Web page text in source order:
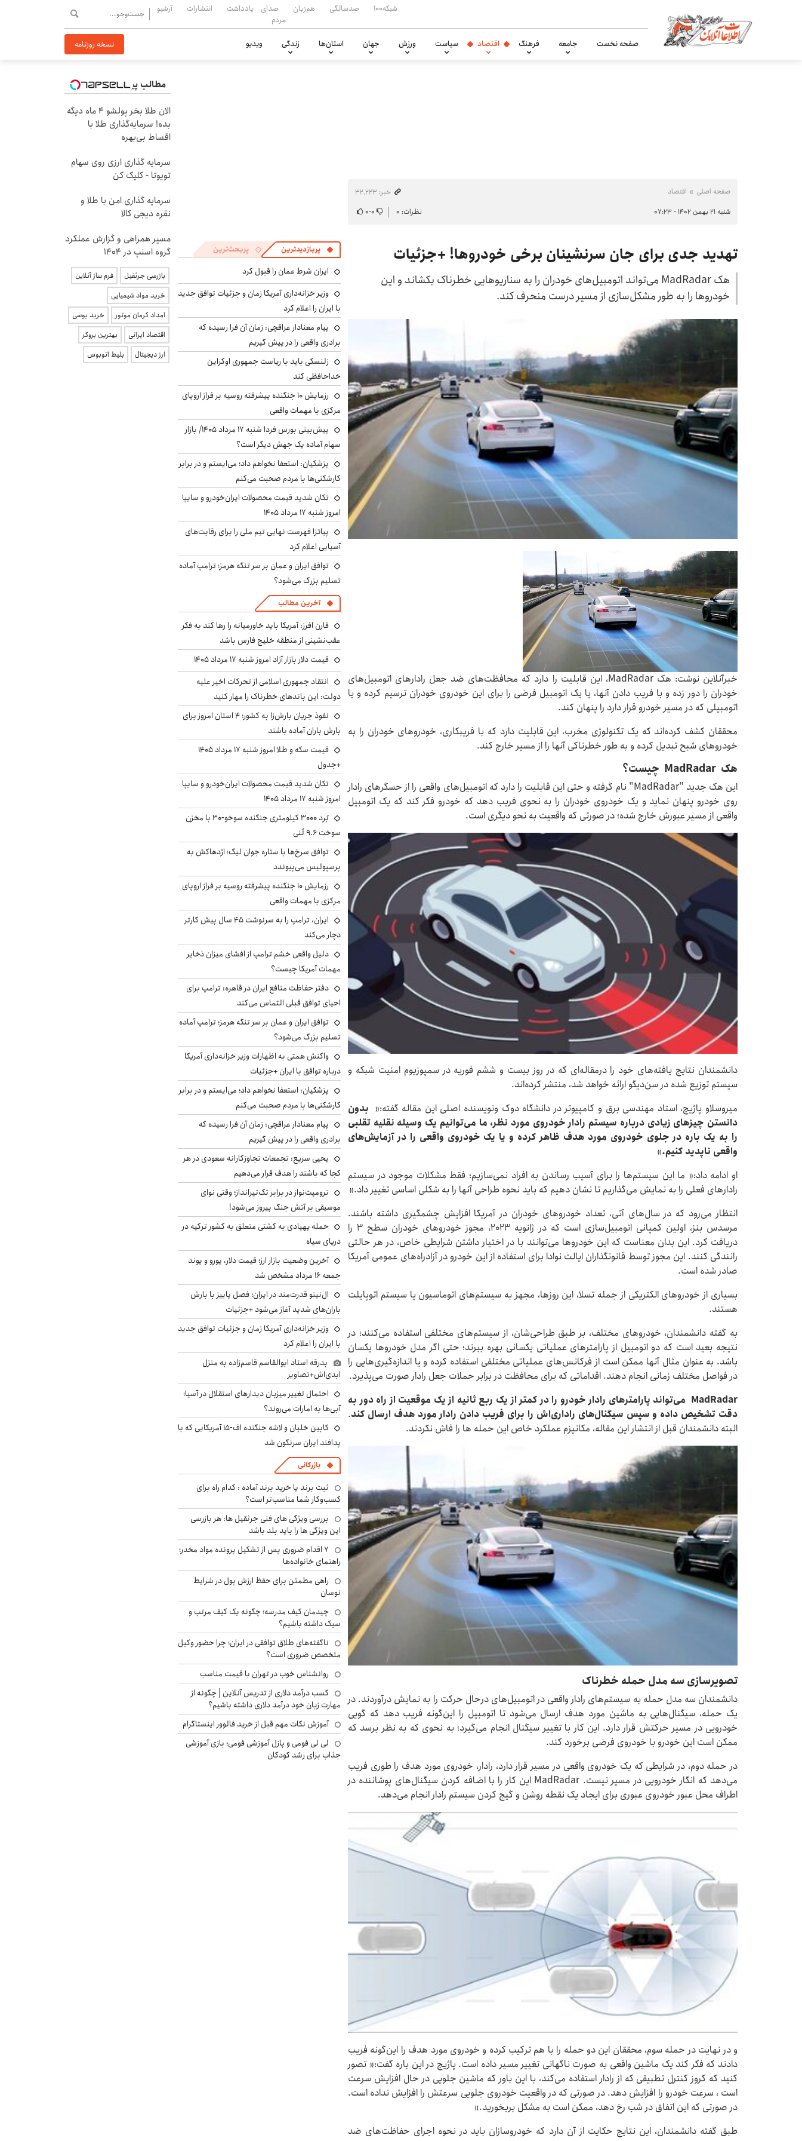
شبکه۱۰۰ صدسالگی هم‌زبان
صدای
مردم
یادداشت انتشارات آرشیو
صفحه نخست جامعه فرهنگ اقتصاد سیاست ورزش جهان استان‌ها زندگی ویدیو نسخه روزنامه
صفحه اصلی اقتصاد
خبر: ۳۲٬۲۲۳
شنبه ۲۱ بهمن ۱۴۰۲ - ۰۷:۲۳
نظرات: ۰ ۰-۰
تهدید جدی برای جان سرنشینان برخی خودروها! +جزئیات
هک MadRadar می‌تواند اتومبیل‌های خودران را به سناریو‌هایی خطرناک بکشاند و این
خودرو‌ها را به طور مشکل‌سازی از مسیر درست منحرف کند.
خبرآنلاین نوشت: هک MadRadar، این قابلیت را دارد که محافظت‌های ضد جعل رادارهای اتومبیل‌های
خودران را دور زده و با فریب دادن آنها، یا یک اتومبیل فرضی را برای این خودروی خودران ترسیم کرده و یا
اتومبیلی که در مسیر خودرو قرار دارد را پنهان کند.
محققان کشف کرده‌اند که یک تکنولوژی مخرب، این قابلیت دارد که با فریبکاری، خودروهای خودران را به
خودروهای شبح تبدیل کرده و به طور خطرناکی آنها را از مسیر خارج کند.
هک MadRadar چیست؟
این هک جدید "MadRadar" نام گرفته و حتی این قابلیت را دارد که اتومبیل‌های واقعی را از حسگرهای رادار
روی خودرو پنهان نماید و یک خودروی خودران را به نحوی فریب دهد که خودرو فکر کند که یک اتومبیل
واقعی از مسیر عبورش خارج شده؛ در صورتی که واقعیت به نحو دیگری است.
دانشمندان نتایج یافته‌های خود را درمقاله‌ای که در روز بیست و ششم فوریه در سمپوزیوم امنیت شبکه و
سیستم توزیع شده در سن‌دیگو ارائه خواهد شد، منتشر کرده‌اند.
میروسلاو پاژیچ، استاد مهندسی برق و کامپیوتر در دانشگاه دوک ونویسنده اصلی این مقاله گفته:« بدون
دانستن چیزهای زیادی درباره سیستم رادار خودروی مورد نظر، ما می‌توانیم یک وسیله نقلیه تقلبی
را به یک باره در جلوی خودروی مورد هدف ظاهر کرده و یا یک خودروی واقعی را در آزمایش‌های
واقعی ناپدید کنیم.»
او ادامه داد:« ما این سیستم‌ها را برای آسیب رساندن به افراد نمی‌سازیم؛ فقط مشکلات موجود در سیستم
رادارهای فعلی را به نمایش می‌گذاریم تا نشان دهیم که باید نحوه طراحی آنها را به شکلی اساسی تغییر داد.»
انتظار می‌رود که در سال‌های آتی، تعداد خودروهای خودران در آمریکا افزایش چشمگیری داشته باشند.
مرسدس بنز، اولین کمپانی اتومبیل‌سازی است که در ژانویه 2023، مجوز خودروهای خودران سطح 3 را
دریافت کرد. این بدان معناست که این خودروها می‌توانند با در اختیار داشتن شرایطی خاص، در هر حالتی
رانندگی کنند. این مجوز توسط قانونگذاران ایالت نوادا برای استفاده از این خودرو در آزادراه‌های عمومی آمریکا
صادر شده است.
بسیاری از خودروهای الکتریکی از جمله تسلا، این روزها، مجهز به سیستم‌های اتوماسیون یا سیستم اتوپایلت
هستند.
به گفته دانشمندان، خودروهای مختلف، بر طبق طراحی‌شان، از سیستم‌های مختلفی استفاده می‌کنند؛ در
نتیجه بعید است که دو اتومبیل از پارامترهای عملیاتی یکسانی بهره ببرند؛ حتی اگر مدل خودروها یکسان
باشد. به عنوان مثال آنها ممکن است از فرکانس‌های عملیاتی مختلفی استفاده کرده و یا اندازه‌گیری‌هایی را
در فواصل مختلف زمانی انجام دهند. اقداماتی که برای محافظت در برابر حملات جعل رادار صورت می‌پذیرد.
MadRadar می‌تواند پارامترهای رادار خودرو را در کمتر از یک ربع ثانیه از یک موقعیت از راه دور به
دقت تشخیص داده و سپس سیگنال‌های راداری‌اش را برای فریب دادن رادار مورد هدف ارسال کند.
البته دانشمندان قبل از انتشار این مقاله، مکانیزم عملکرد خاص این حمله ها را فاش نکردند.
تصویرسازی سه مدل حمله خطرناک
دانشمندان سه مدل حمله به سیستم‌های رادار واقعی در اتومبیل‌های درحال حرکت را به نمایش درآوردند. در
یک حمله، سیگنال‌هایی به ماشین مورد هدف ارسال می‌شود تا اتومبیل را این‌گونه فریب دهد که گویی
خودرویی در مسیر حرکتش قرار دارد. این کار با تغییر سیگنال انجام می‌گیرد؛ به نحوی که به نظر برسد که
ممکن است این خودرو با خودروی فرضی برخورد کند.
در حمله دوم، در شرایطی که یک خودروی واقعی در مسیر قرار دارد، رادار، خودروی مورد هدف را طوری فریب
می‌دهد که انگار خودرویی در مسیر نیست. MadRadar این کار را با اضافه کردن سیگنال‌های پوشاننده در
اطراف محل عبور خودروی عبوری برای ایجاد یک نقطه روشن و گیج کردن سیستم رادار انجام می‌دهد.
و در نهایت در حمله سوم، محققان این دو حمله را با هم ترکیب کرده و خودروی مورد هدف را این‌گونه فریب
دادند که فکر کند یک ماشین واقعی به صورت ناگهانی تغییر مسیر داده است. پاژیچ در این باره گفت:« تصور
کنید که کروز کنترل تطبیقی که از رادار استفاده می‌کند، با این باور که ماشین جلویی در حال افزایش سرعت
است ، سرعت خودرو را افزایش دهد. در صورتی که در واقعیت خودروی جلویی سرعتش را افزایش نداده است.
در صورتی که این اتفاق در شب رخ دهد، ممکن است به مشکل بربخورید.»
طبق گفته دانشمندان، این نتایج حکایت از آن دارد که خودروسازان باید در نحوه اجرای حفاظت‌های ضد
پربازدیدترین پربحث‌ترین
ایران شرط عمان را قبول کرد
وزیر خزانه‌داری آمریکا زمان و جزئیات توافق جدید
با ایران را اعلام کرد
پیام معنادار عراقچی: زمان آن فرا رسیده که
برادری واقعی را در پیش گیریم
زلنسکی باید با ریاست جمهوری اوکراین
خداحافظی کند
رزمایش ۱۰ جنگنده پیشرفته روسیه بر فراز اروپای
مرکزی با مهمات واقعی
پیش‌بینی بورس فردا شنبه ۱۷ مرداد ۱۴۰۵/ بازار
سهام آماده یک جهش دیگر است؟
پزشکیان: استعفا نخواهم داد؛ می‌ایستم و در برابر
کارشکنی‌ها با مردم صحبت می‌کنم
تکان شدید قیمت محصولات ایران‌خودرو و سایپا
امروز شنبه ۱۷ مرداد ۱۴۰۵
پیاتزا فهرست نهایی تیم ملی را برای رقابت‌های
آسیایی اعلام کرد
توافق ایران و عمان بر سر تنگه هرمز؛ ترامپ آماده
تسلیم بزرگ می‌شود؟
آخرین مطالب
فارن افرز: آمریکا باید خاورمیانه را رها کند به فکر
عقب‌نشینی از منطقه خلیج فارس باشد
قیمت دلار بازار آزاد امروز شنبه ۱۷ مرداد ۱۴۰۵
انتقاد جمهوری اسلامی از تحرکات اخیر علیه
دولت: این باندهای خطرناک را مهار کنید
نفوذ جریان بارش‌زا به کشور؛ ۴ استان امروز برای
بارش باران آماده باشند
قیمت سکه و طلا امروز شنبه ۱۷ مرداد ۱۴۰۵
+جدول
تکان شدید قیمت محصولات ایران‌خودرو و سایپا
امروز شنبه ۱۷ مرداد ۱۴۰۵
بُرد ۳۰۰۰ کیلومتری جنگنده سوخو-۳۰ با مخزن
سوخت ۹.۶ تُنی
توافق سرخ‌ها با ستاره جوان لیگ؛ اژدهاکش به
پرسپولیس می‌پیوندد
رزمایش ۱۰ جنگنده پیشرفته روسیه بر فراز اروپای
مرکزی با مهمات واقعی
ایران، ترامپ را به سرنوشت ۴۵ سال پیش کارتر
دچار می‌کند
دلیل واقعی خشم ترامپ از افشای میزان ذخایر
مهمات آمریکا چیست؟
دفتر حفاظت منافع ایران در قاهره: ترامپ برای
احیای توافق قبلی التماس می‌کند
توافق ایران و عمان بر سر تنگه هرمز؛ ترامپ آماده
تسلیم بزرگ می‌شود؟
واکنش همتی به اظهارات وزیر خزانه‌داری آمریکا
درباره توافق با ایران +جزئیات
پزشکیان: استعفا نخواهم داد؛ می‌ایستم و در برابر
کارشکنی‌ها با مردم صحبت می‌کنم
پیام معنادار عراقچی: زمان آن فرا رسیده که
برادری واقعی را در پیش گیریم
یحیی سریع: تجمعات تجاوزکارانه سعودی در هر
کجا که باشند را هدف قرار می‌دهیم
ترومپت‌نواز در برابر تک‌تیرانداز؛ وقتی نوای
موسیقی بر آتش جنگ پیروز می‌شود!
حمله پهپادی به کشتی متعلق به کشور ترکیه در
دریای سیاه
آخرین وضعیت بازار ارز؛ قیمت دلار، یورو و پوند
جمعه ۱۶ مرداد مشخص شد
ال‌نینو قدرت‌مند در ایران؛ فصل پاییز با بارش
باران‌های شدید آغاز می‌شود +جزئیات
وزیر خزانه‌داری آمریکا زمان و جزئیات توافق جدید
با ایران را اعلام کرد
بدرقه استاد ابوالقاسم قاسم‌زاده به منزل
ابدی‌اش+تصاویر
احتمال تغییر میزبان دیدارهای استقلال در آسیا؛
آبی‌ها به امارات می‌روند؟
کابین خلبان و لاشه جنگنده اف-۱۵ آمریکایی که با
پدافند ایران سرنگون شد
بازرگانی
ثبت برند یا خرید برند آماده : کدام راه برای
کسب‌وکار شما مناسب‌تر است؟
بررسی ویژگی های فنی جرثقیل ها: هر بازرسی
این ویژگی ها را باید بلد باشد
۷ اقدام ضروری پس از تشکیل پرونده مواد مخدر؛
راهنمای خانواده‌ها
راهی مطمئن برای حفظ ارزش پول در شرایط
نوسان
چیدمان کیف مدرسه؛ چگونه یک کیف مرتب و
سبک داشته باشیم؟
ناگفته‌های طلاق توافقی در ایران؛ چرا حضور وکیل
متخصص ضروری است؟
روانشناس خوب در تهران با قیمت مناسب
کسب درآمد دلاری از تدریس آنلاین | چگونه از
مهارت زبان خود درآمد دلاری داشته باشیم؟
آموزش نکات مهم قبل از خرید فالوور اینستاگرام
لی لی فومی و پازل آموزشی فومی؛ بازی آموزشی
جذاب برای رشد کودکان
مطالب پیشنهادی
الان طلا بخر پولشو 4 ماه دیگه
بده! سرمایه‌گذاری طلا با
اقساط بی‌بهره
سرمایه گذاری ارزی روی سهام
تویوتا - کلیک کن
سرمایه گذاری امن با طلا و
نقره دیجی کالا
مسیر همراهی و گزارش عملکرد
گروه اسنپ در ۱۴۰۴
بازرسی جرثقیل
فرم ساز آنلاین
خرید مواد شیمیایی
امداد کرمان موتور
خرید یوسی
اقتصاد ایرانی
بهترین بروکر
ارز دیجیتال
بلیط اتوبوس